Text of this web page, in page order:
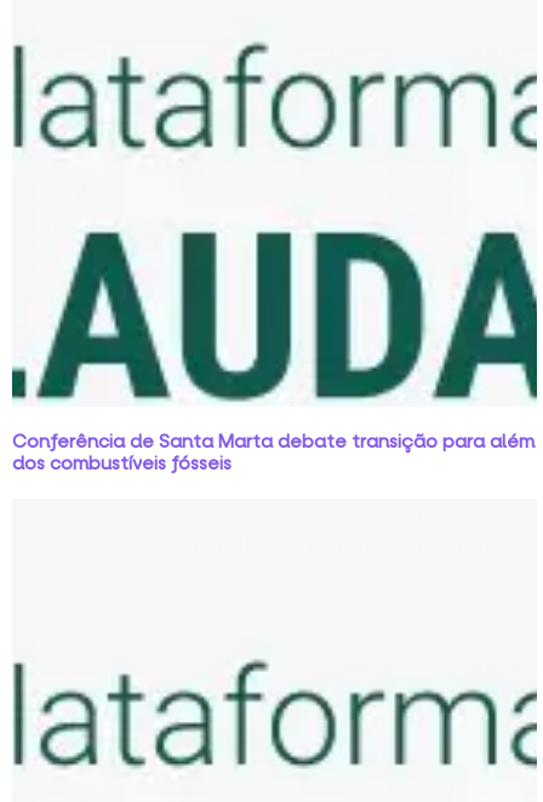
Conferência de Santa Marta debate transição para além
dos combustíveis fósseis